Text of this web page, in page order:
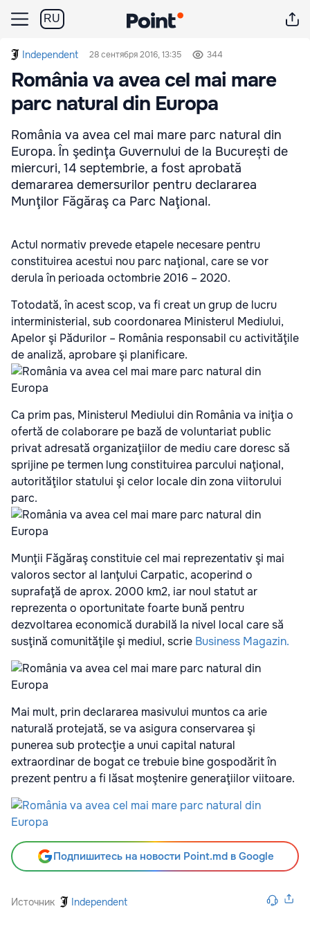
RU
Independent 28 сентября 2016, 13:35 344
România va avea cel mai mare
parc natural din Europa
România va avea cel mai mare parc natural din
Europa. În şedinţa Guvernului de la București de
miercuri, 14 septembrie, a fost aprobată
demararea demersurilor pentru declararea
Munţilor Făgăraş ca Parc Naţional.
Actul normativ prevede etapele necesare pentru
constituirea acestui nou parc naţional, care se vor
derula în perioada octombrie 2016 – 2020.
Totodată, în acest scop, va fi creat un grup de lucru
interministerial, sub coordonarea Ministerul Mediului,
Apelor şi Pădurilor – România responsabil cu activităţile
de analiză, aprobare şi planificare.
Ca prim pas, Ministerul Mediului din România va iniţia o
ofertă de colaborare pe bază de voluntariat public
privat adresată organizaţiilor de mediu care doresc să
sprijine pe termen lung constituirea parcului naţional,
autorităţilor statului şi celor locale din zona viitorului
parc.
Munţii Făgăraş constituie cel mai reprezentativ şi mai
valoros sector al lanţului Carpatic, acoperind o
suprafaţă de aprox. 2000 km2, iar noul statut ar
reprezenta o oportunitate foarte bună pentru
dezvoltarea economică durabilă la nivel local care să
susţină comunităţile şi mediul, scrie Business Magazin.
Mai mult, prin declararea masivului muntos ca arie
naturală protejată, se va asigura conservarea şi
punerea sub protecţie a unui capital natural
extraordinar de bogat ce trebuie bine gospodărit în
prezent pentru a fi lăsat moştenire generaţiilor viitoare.
Подпишитесь на новости Point.md в Google
Источник Independent